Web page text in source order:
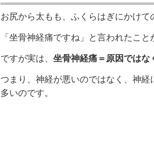
お尻から太もも、ふくらはぎにかけて
「坐骨神経痛ですね」と言われたこ
ですが実は、 坐骨神経痛＝原因ではな
つまり、神経が悪いのではなく、神経
多いのです。